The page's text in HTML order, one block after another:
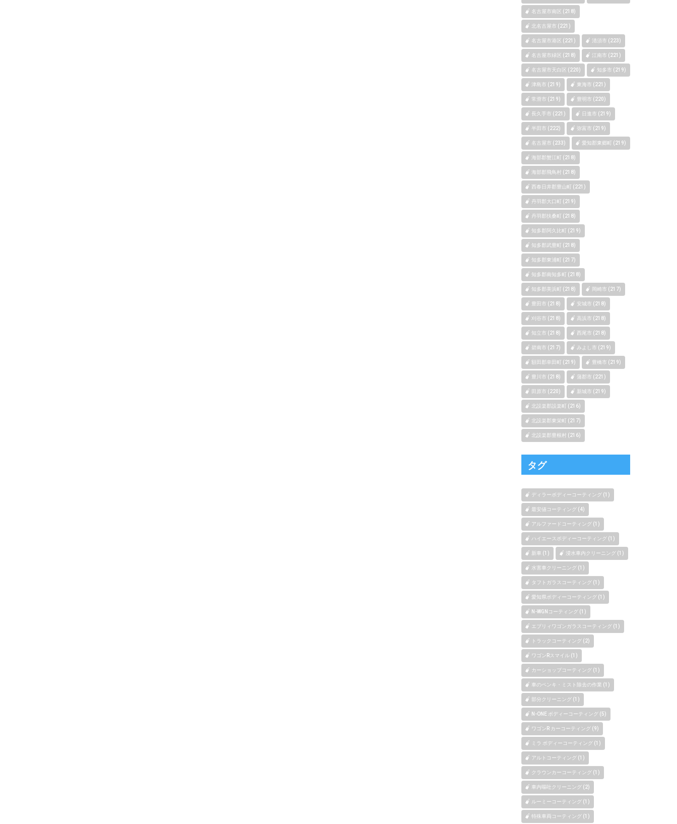
名古屋市南区 (218)
北名古屋市 (221)
名古屋市港区 (221) 清須市 (223)
名古屋市緑区 (218) 江南市 (221)
名古屋市天白区 (220) 知多市 (219)
津島市 (219) 東海市 (221)
常滑市 (219) 豊明市 (220)
長久手市 (221) 日進市 (219)
半田市 (222) 弥富市 (219)
名古屋市 (233) 愛知郡東郷町 (219)
海部郡蟹江町 (218)
海部郡飛鳥村 (218)
西春日井郡豊山町 (221)
丹羽郡大口町 (219)
丹羽郡扶桑町 (218)
知多郡阿久比町 (219)
知多郡武豊町 (218)
知多郡東浦町 (217)
知多郡南知多町 (218)
知多郡美浜町 (218) 岡崎市 (217)
豊田市 (218) 安城市 (218)
刈谷市 (218) 高浜市 (218)
知立市 (218) 西尾市 (218)
碧南市 (217) みよし市 (219)
額田郡幸田町 (219) 豊橋市 (219)
豊川市 (218) 蒲郡市 (221)
田原市 (220) 新城市 (219)
北設楽郡設楽町 (216)
北設楽郡東栄町 (217)
北設楽郡豊根村 (216)
タグ
ディラーボディーコーティング (1)
最安値コーティング (4)
アルファードコーティング (1)
ハイエースボディーコーティング (1)
新車 (1) 浸水車内クリーニング (1)
水害車クリーニング (1)
タフトガラスコーティング (1)
愛知県ボディーコーティング (1)
N-WGNコーティング (1)
エブリィワゴンガラスコーティング (1)
トラックコーティング (2)
ワゴンRスマイル (1)
カーショップコーティング (1)
車のペンキ・ミスト除去の作業 (1)
部分クリーニング (1)
N-ONE ボディーコーティング (5)
ワゴンR カーコーティング (9)
ミラ ボディーコーティング (1)
アルトコーティング (1)
クラウンカーコーティング (1)
車内嘔吐クリーニング (2)
ルーミーコーティング (1)
特殊車両コーティング (1)